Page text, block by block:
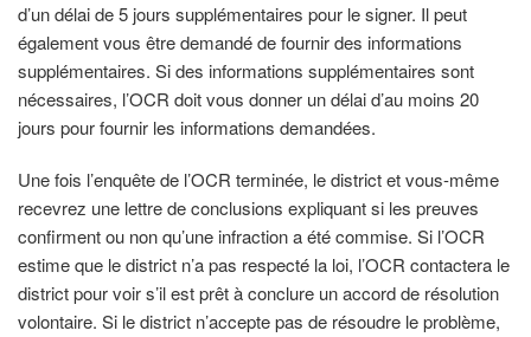
d’un délai de 5 jours supplémentaires pour le signer. Il peut
également vous être demandé de fournir des informations
supplémentaires. Si des informations supplémentaires sont
nécessaires, l’OCR doit vous donner un délai d’au moins 20
jours pour fournir les informations demandées.
Une fois l’enquête de l’OCR terminée, le district et vous-même
recevrez une lettre de conclusions expliquant si les preuves
confirment ou non qu’une infraction a été commise. Si l’OCR
estime que le district n’a pas respecté la loi, l’OCR contactera le
district pour voir s’il est prêt à conclure un accord de résolution
volontaire. Si le district n’accepte pas de résoudre le problème,